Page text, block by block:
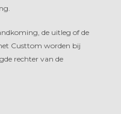
de uitleg of de
Custtom worden bij
rechter van de